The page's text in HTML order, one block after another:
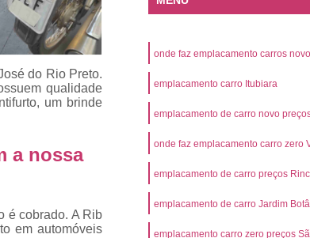
de Veículo
Emplacamento de Veículo
de Veículo Novo
de Veículo Usado
Emplacamento de Veículo
Novo
Emplacamento Veículo Zero
Processo de Emplacamento de Veículo
Emplacamento Mercosul
Emplacamento Mercosul
Emplacamento Mercosul
Placa Mercosul
Preço Emplacamento Mercosul
do Rio Preto.
qualidade
um brinde
a nossa
é cobrado. A Rib
em automóveis
onde faz emplacamento carros
emplacamento carro Itubiara
emplacamento de carro novo
onde faz emplacamento carro zero
emplacamento de carro preços
emplacamento de carro Jardim
emplacamento carro zero preços